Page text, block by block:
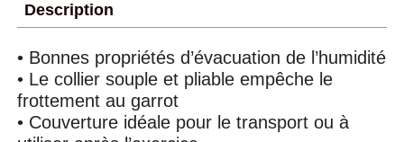
Description
• Bonnes propriétés d’évacuation de l’humidité
• Le collier souple et pliable empêche le
frottement au garrot
• Couverture idéale pour le transport ou à